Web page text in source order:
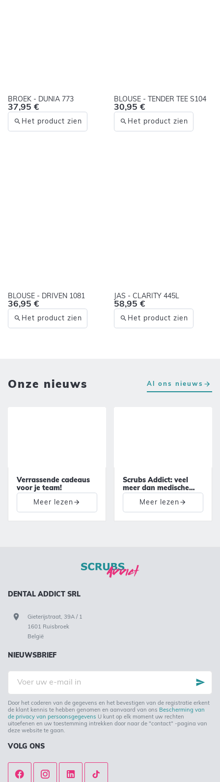
BROEK - DUNIA 773
37,95 €
Het product zien
BLOUSE - TENDER TEE S104
30,95 €
Het product zien
BLOUSE - DRIVEN 1081
36,95 €
Het product zien
JAS - CLARITY 445L
58,95 €
Het product zien
Onze nieuws Al ons nieuws
Verrassende cadeaus
voor je team!
Meer lezen
Scrubs Addict: veel
meer dan medische
outfits!
Meer lezen
NIEUWSBRIEF
in
Door het coderen van de gegevens en het bevestigen van de registratie erkent
de klant kennis te hebben genomen en aanvaard van ons Bescherming van
de privacy van persoonsgegevens U kunt op elk moment uw rechten
uitoefenen en uw toestemming intrekken door naar de "contact" -pagina van
deze website te gaan.
VOLG ONS
DENTAL ADDICT SRL
Gieterijstraat, 39A / 1
1601 Ruisbroek
België